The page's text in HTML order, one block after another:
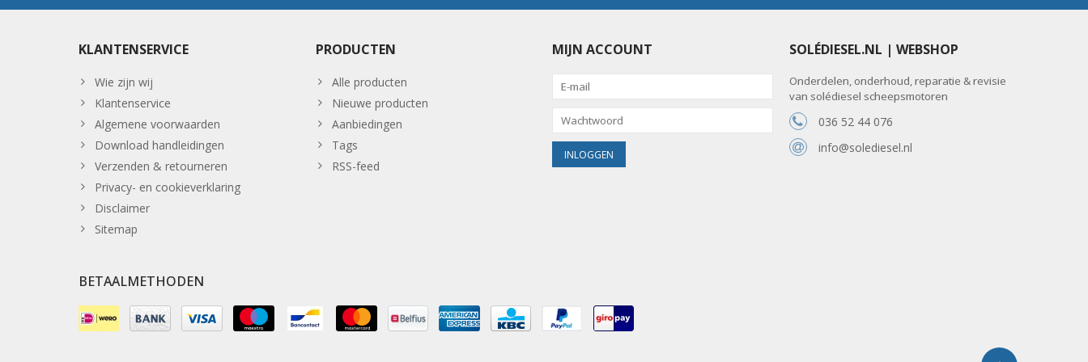
KLANTENSERVICE
Wie zijn wij
Klantenservice
Algemene voorwaarden
Download handleidingen
Verzenden & retourneren
Privacy- en cookieverklaring
Disclaimer
Sitemap
PRODUCTEN
Alle producten
Nieuwe producten
Aanbiedingen
Tags
RSS-feed
MIJN ACCOUNT SOLÉDIESEL.NL | WEBSHOP
Onderdelen, onderhoud, reparatie & revisie
van solédiesel scheepsmotoren
036 52 44 076
info@solediesel.nl
BETAALMETHODEN